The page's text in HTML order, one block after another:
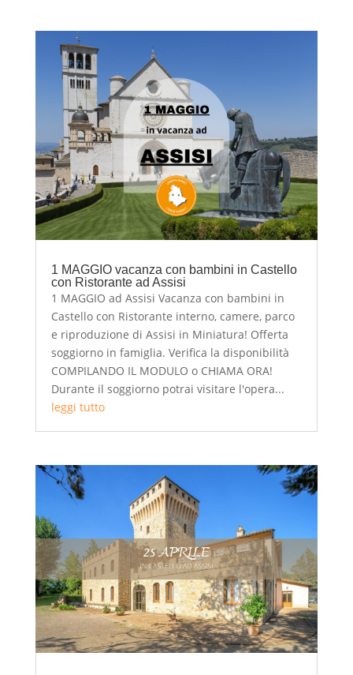
1 MAGGIO vacanza con bambini in Castello
con Ristorante ad Assisi
1 MAGGIO ad Assisi Vacanza con bambini in
Castello con Ristorante interno, camere, parco
e riproduzione di Assisi in Miniatura! Offerta
soggiorno in famiglia. Verifica la disponibilità
COMPILANDO IL MODULO o CHIAMA ORA!
Durante il soggiorno potrai visitare l'opera...
leggi tutto